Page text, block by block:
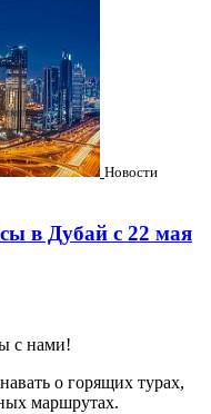
Новости
в Дубай с 22 мая
с нами!
о горящих турах,
маршрутах.